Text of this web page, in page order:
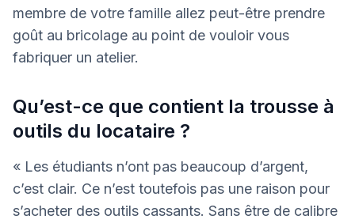
membre de votre famille allez peut-être prendre
goût au bricolage au point de vouloir vous
fabriquer un atelier.
Qu’est-ce que contient la trousse à
outils du locataire ?
« Les étudiants n’ont pas beaucoup d’argent,
c’est clair. Ce n’est toutefois pas une raison pour
s’acheter des outils cassants. Sans être de calibre